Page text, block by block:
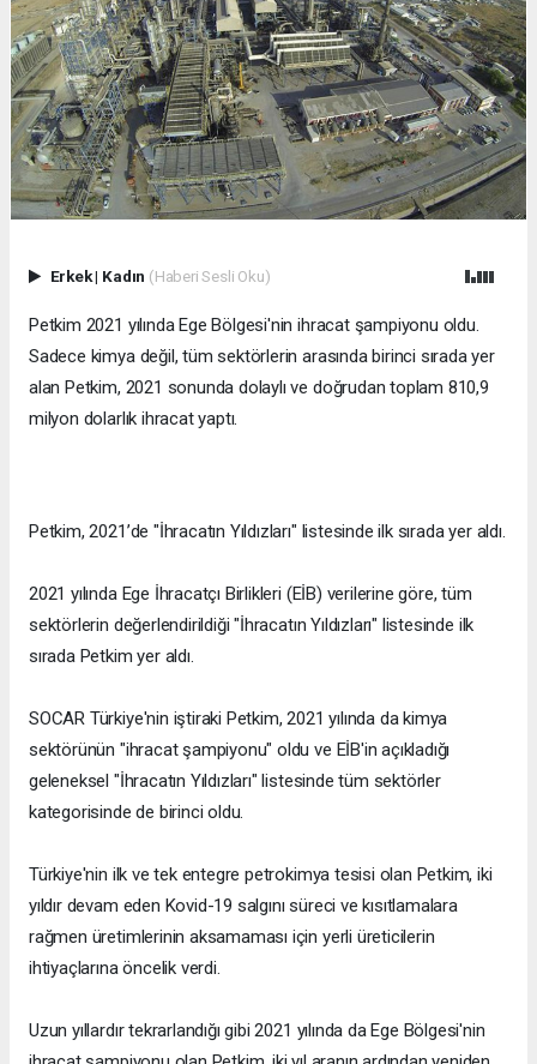
Erkek| Kadın (Haberi Sesli Oku)
Petkim 2021 yılında Ege Bölgesi'nin ihracat şampiyonu oldu.
Sadece kimya değil, tüm sektörlerin arasında birinci sırada yer
alan Petkim, 2021 sonunda dolaylı ve doğrudan toplam 810,9
milyon dolarlık ihracat yaptı.
Petkim, 2021’de "İhracatın Yıldızları" listesinde ilk sırada yer aldı.
2021 yılında Ege İhracatçı Birlikleri (EİB) verilerine göre, tüm
sektörlerin değerlendirildiği "İhracatın Yıldızları" listesinde ilk
sırada Petkim yer aldı.
SOCAR Türkiye'nin iştiraki Petkim, 2021 yılında da kimya
sektörünün "ihracat şampiyonu" oldu ve EİB'in açıkladığı
geleneksel "İhracatın Yıldızları" listesinde tüm sektörler
kategorisinde de birinci oldu.
Türkiye'nin ilk ve tek entegre petrokimya tesisi olan Petkim, iki
yıldır devam eden Kovid-19 salgını süreci ve kısıtlamalara
rağmen üretimlerinin aksamaması için yerli üreticilerin
ihtiyaçlarına öncelik verdi.
Uzun yıllardır tekrarlandığı gibi 2021 yılında da Ege Bölgesi'nin